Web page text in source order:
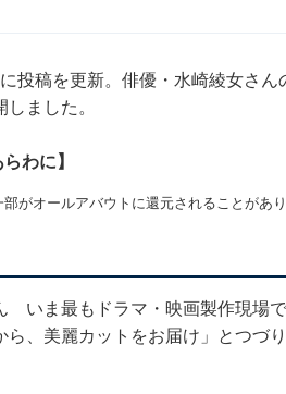
投稿を更新。俳優・水崎綾女さん
ました。
わに】
がオールアバウトに還元されることがあり
いま最もドラマ・映画製作現場
、美麗カットをお届け」とつづ